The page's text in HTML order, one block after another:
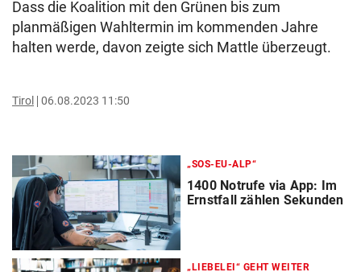
Dass die Koalition mit den Grünen bis zum
planmäßigen Wahltermin im kommenden Jahre
halten werde, davon zeigte sich Mattle überzeugt.
Tirol 06.08.2023 11:50
„SOS-EU-ALP“
1400 Notrufe via App: Im
Ernstfall zählen Sekunden
„LIEBELEI“ GEHT WEITER